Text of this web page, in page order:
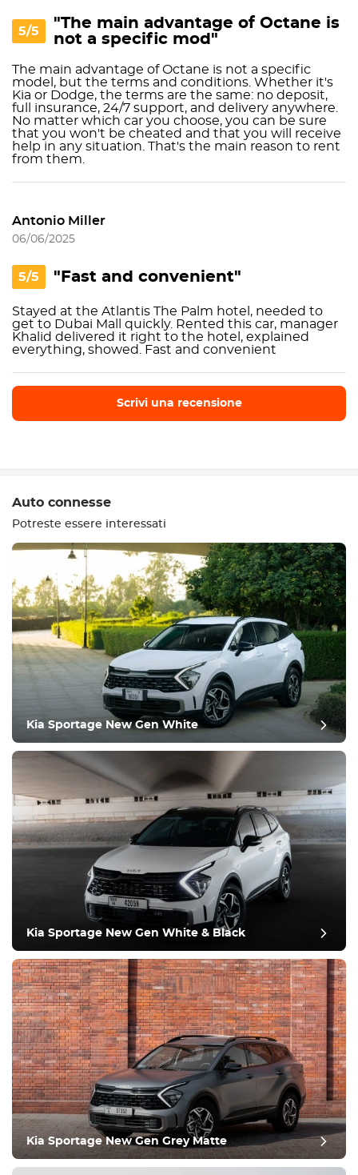
5/5
"The main advantage of Octane is
not a specific mod"
The main advantage of Octane is not a specific
model, but the terms and conditions. Whether it's
Kia or Dodge, the terms are the same: no deposit,
full insurance, 24/7 support, and delivery anywhere.
No matter which car you choose, you can be sure
that you won't be cheated and that you will receive
help in any situation. That's the main reason to rent
from them.
Antonio Miller
06/06/2025
5/5 "Fast and convenient"
Stayed at the Atlantis The Palm hotel, needed to
get to Dubai Mall quickly. Rented this car, manager
Khalid delivered it right to the hotel, explained
everything, showed. Fast and convenient
Scrivi una recensione
Attrezzatura
Confortevole
Controllo del clima
Condizione
recensione del post
Auto connesse
Potreste essere interessati
Kia Sportage New Gen White
Kia Sportage New Gen White & Black
Kia Sportage New Gen Grey Matte